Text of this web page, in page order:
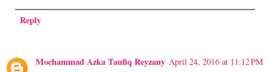
Reply
Mochammad Azka Taufiq Reyzany April 24, 2016 at 11:12 PM